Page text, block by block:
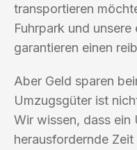
transportieren
Fuhrpark und
garantieren einen
Aber Geld sparen
Umzugsgüter ist
Wir wissen, dass ein
herausfordernde